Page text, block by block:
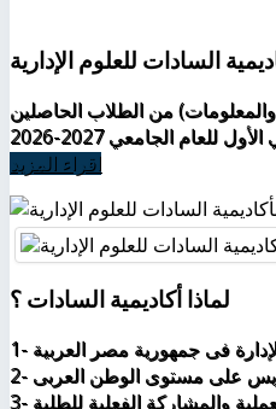
السادات للعلوم الإدارية
والمعلومات) من الطلاب الحاصلين
اقراء المزيد
لماذا أكاديمية السادات ؟